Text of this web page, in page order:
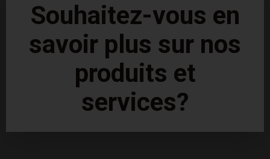
Souhaitez-vous en
savoir plus sur nos
produits et
services?